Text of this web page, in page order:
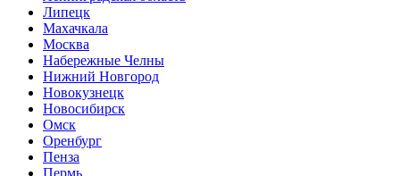
Липецк
Махачкала
Москва
Набережные Челны
Нижний Новгород
Новокузнецк
Новосибирск
Омск
Оренбург
Пенза
Пермь